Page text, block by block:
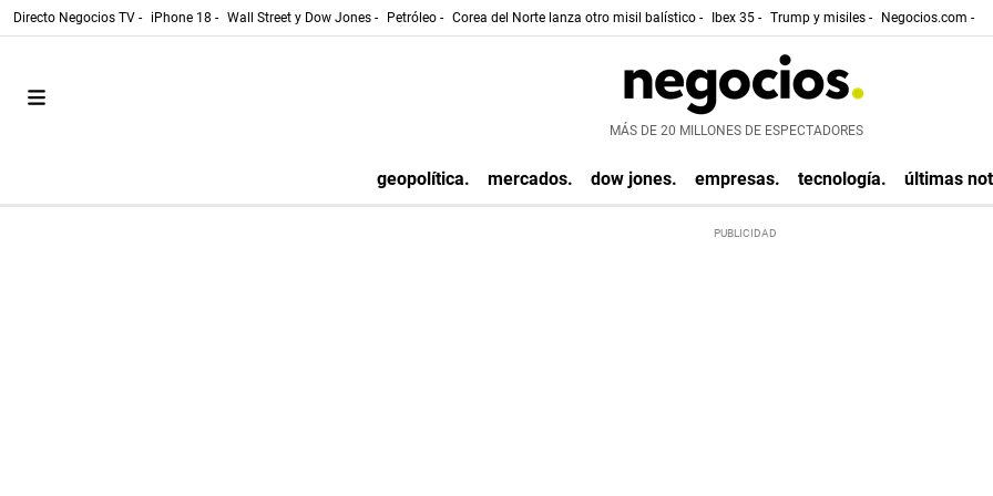
Directo Negocios TV - iPhone 18 - Wall Street y Dow Jones - Petróleo - Corea del Norte lanza otro misil balístico - Ibex 35 - Trump y misiles - Negocios.com -
MÁS DE 20 MILLONES DE ESPECTADORES
geopolítica. mercados. dow jones. empresas. tecnología. últimas